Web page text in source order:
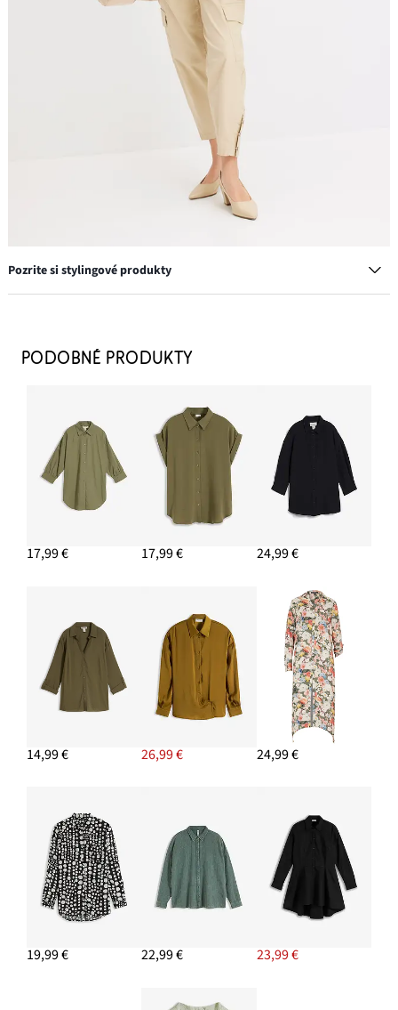
Pozrite si stylingové produkty
12,99 €
Prstene, 8 kusov, rôzne dizajny
11,99 €
PRIDAŤ DO KOŠÍKA
PODOBNÉ PRODUKTY
17,99 € 17,99 € 24,99 €
14,99 € 26,99 € 24,99 €
19,99 € 22,99 € 23,99 €